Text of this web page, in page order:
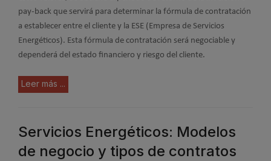
pay-back que servirá para determinar la fórmula de contratación
a establecer entre el cliente y la ESE (Empresa de Servicios
Energéticos). Esta fórmula de contratación será negociable y
dependerá del estado financiero y riesgo del cliente.
Leer más ...
Servicios Energéticos: Modelos
de negocio y tipos de contratos